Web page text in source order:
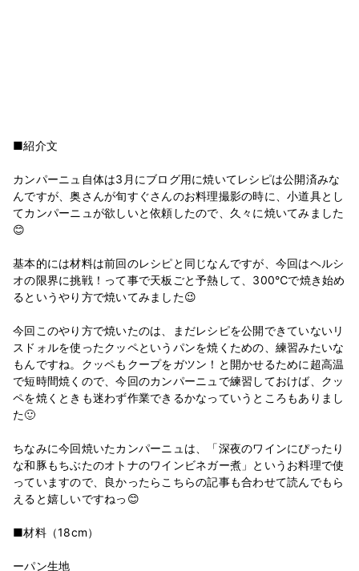
■紹介文
カンパーニュ自体は3月にブログ用に焼いてレシピは公開済みな
んですが、奥さんが旬すぐさんのお料理撮影の時に、小道具とし
てカンパーニュが欲しいと依頼したので、久々に焼いてみました
😊
基本的には材料は前回のレシピと同じなんですが、今回はヘルシ
オの限界に挑戦！って事で天板ごと予熱して、300℃で焼き始め
るというやり方で焼いてみました😉
今回このやり方で焼いたのは、まだレシピを公開できていないリ
スドォルを使ったクッペというパンを焼くための、練習みたいな
もんですね。クッペもクープをガツン！と開かせるために超高温
で短時間焼くので、今回のカンパーニュで練習しておけば、クッ
ペを焼くときも迷わず作業できるかなっていうところもありまし
た🙂
ちなみに今回焼いたカンパーニュは、「深夜のワインにぴったり
な和豚もちぶたのオトナのワインビネガー煮」というお料理で使
っていますので、良かったらこちらの記事も合わせて読んでもら
えると嬉しいですねっ😊
■材料（18cm）
ーパン生地